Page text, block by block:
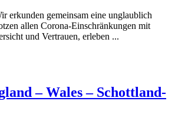
erkunden gemeinsam eine unglaublich
allen Corona-Einschränkungen mit
und Vertrauen, erleben ...
– Wales – Schottland-